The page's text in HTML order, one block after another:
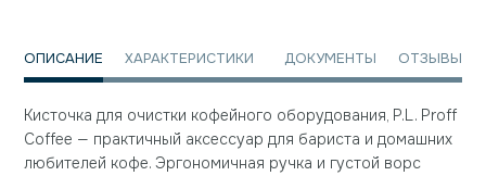
ОПИСАНИЕ ХАРАКТЕРИСТИКИ ДОКУМЕНТЫ ОТЗЫВЫ
Кисточка для очистки кофейного оборудования, P.L. Proff
Coffee — практичный аксессуар для бариста и домашних
любителей кофе. Эргономичная ручка и густой ворс